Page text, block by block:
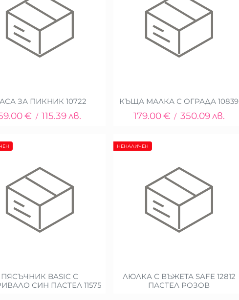
ЗА ПИКНИК 10722
€ / 115.39лв.
КЪЩА МАЛКА С ОГРАДА 10839
179.00€ / 350.09лв.
ПЯСЪЧНИК BASIC С
СИН ПАСТЕЛ 11575
ЛЮЛКА С ВЪЖЕТА SAFE 12812
ПАСТЕЛ РОЗОВ
НЕНАЛИЧЕН